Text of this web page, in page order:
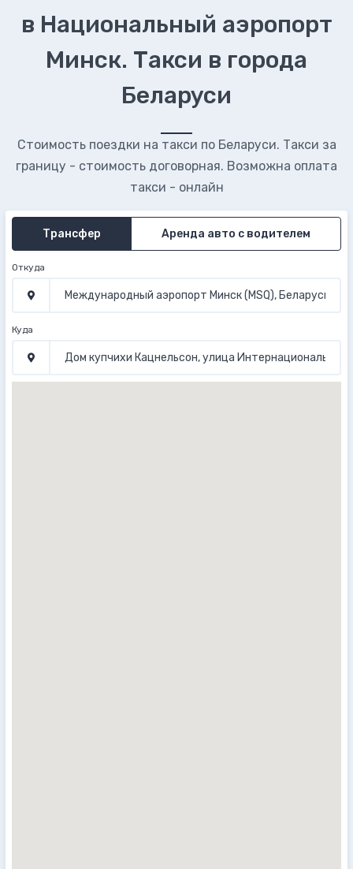
в Национальный аэропорт
Минск. Такси в города
Беларуси
Стоимость поездки на такси по Беларуси. Такси за
границу - стоимость договорная. Возможна оплата
такси - онлайн
Трансфер Аренда авто с водителем
Откуда
Куда